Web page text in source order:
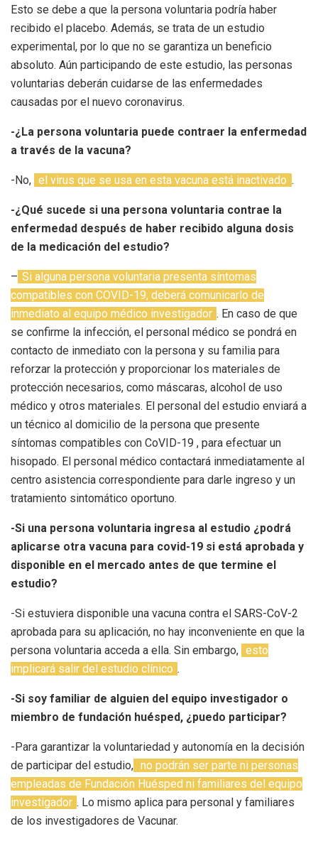
Esto se debe a que la persona voluntaria podría haber
recibido el placebo. Además, se trata de un estudio
experimental, por lo que no se garantiza un beneficio
absoluto. Aún participando de este estudio, las personas
voluntarias deberán cuidarse de las enfermedades
causadas por el nuevo coronavirus.
-¿La persona voluntaria puede contraer la enfermedad
a través de la vacuna?
-No, el virus que se usa en esta vacuna está inactivado .
-¿Qué sucede si una persona voluntaria contrae la
enfermedad después de haber recibido alguna dosis
de la medicación del estudio?
– Si alguna persona voluntaria presenta síntomas
compatibles con COVID-19, deberá comunicarlo de
inmediato al equipo médico investigador . En caso de que
se confirme la infección, el personal médico se pondrá en
contacto de inmediato con la persona y su familia para
reforzar la protección y proporcionar los materiales de
protección necesarios, como máscaras, alcohol de uso
médico y otros materiales. El personal del estudio enviará a
un técnico al domicilio de la persona que presente
síntomas compatibles con CoVID-19 , para efectuar un
hisopado. El personal médico contactará inmediatamente al
centro asistencia correspondiente para darle ingreso y un
tratamiento sintomático oportuno.
-Si una persona voluntaria ingresa al estudio ¿podrá
aplicarse otra vacuna para covid-19 si está aprobada y
disponible en el mercado antes de que termine el
estudio?
-Si estuviera disponible una vacuna contra el SARS-CoV-2
aprobada para su aplicación, no hay inconveniente en que la
persona voluntaria acceda a ella. Sin embargo, esto
implicará salir del estudio clínico .
-Si soy familiar de alguien del equipo investigador o
miembro de fundación huésped, ¿puedo participar?
-Para garantizar la voluntariedad y autonomía en la decisión
de participar del estudio, no podrán ser parte ni personas
empleadas de Fundación Huésped ni familiares del equipo
investigador . Lo mismo aplica para personal y familiares
de los investigadores de Vacunar.